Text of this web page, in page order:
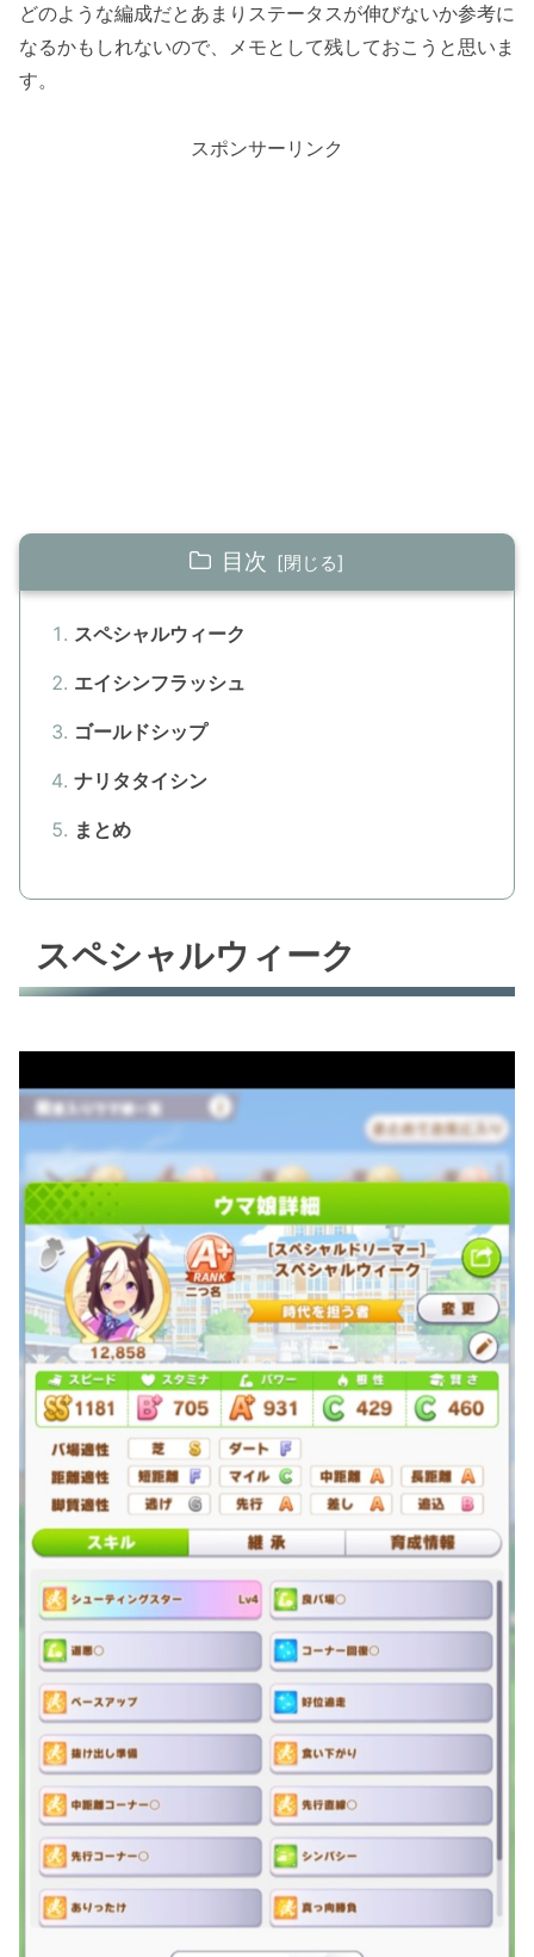
どのような編成だとあまりステータスが伸びないか参考に
なるかもしれないので、メモとして残しておこうと思いま
す。
スポンサーリンク
目次
スペシャルウィーク
エイシンフラッシュ
ゴールドシップ
ナリタタイシン
まとめ
スペシャルウィーク